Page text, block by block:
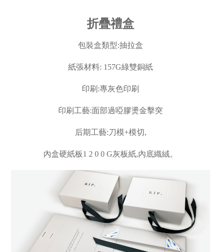
折疊禮盒
包裝盒類型:抽拉盒
紙張材料: 157G綠雙銅紙
印刷:專灰色印刷
印刷工藝:面部過啞膠燙金擊突
后期工藝:刀模+模切,
內盒硬紙板1 2 0 0 G灰板紙,內底織絨。